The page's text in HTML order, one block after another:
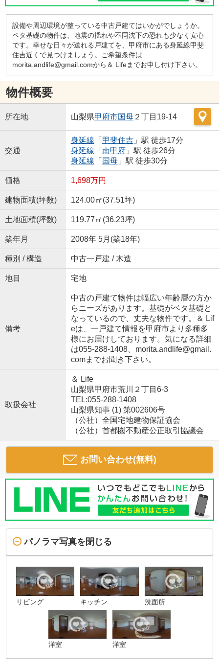
設備や周辺環境が整っている中古戸建てはいかがでしょうか。
ベタ基礎の物件は、地震の揺れや不同沈下の恐れも少なく安心
です。幸せな日々が送れる戸建てを、甲府市にある身延線甲斐
住吉近くで見つけましょう。ご希望条件は
morita.andlife@gmail.comから＆ Lifeまでお申し付け下さい。
物件概要
所在地 山梨県甲府市国母２丁目19-14
交通
身延線 「 甲斐住吉」駅 徒歩17分
身延線 「 南甲府」駅 徒歩26分
身延線 「 国母」駅 徒歩30分
価格 1,698万円
建物面積(坪数) 124.00㎡(37.51坪)
土地面積(坪数) 119.77㎡(36.23坪)
築年月 2008年 5月(築18年)
種別 / 構造 中古一戸建 / 木造
地目 宅地
備考
中古の戸建て物件は幅広い年齢層の方か
らニーズがあります。基礎がベタ基礎と
なっているので、丈夫な物件です。＆ Lif
eは、一戸建て情報を甲府市より多種多
様にお届けしております。気になる詳細
は055-288-1408、morita.andlife@gmail.
comまでお聞き下さい。
取扱会社
＆ Life
山梨県甲府市荒川２丁目6-3
TEL:055-288-1408
山梨県知事 (1) 第002606号
（公社）全国宅地建物保証協会
（公社）首都圏不動産公正取引協議会
お問い合わせ(無料)
パノラマ写真を閉じる
リビング キッチン 洗面所
洋室 洋室